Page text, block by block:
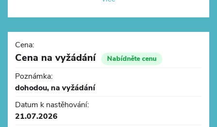
Lokalita
- areál se nachází v přímé blízkosti centra Ostravy
- autobusové zastávka přímo u areálu, vynikající
dostupnost pro zaměstnance
- skvělá občanská vybavenost v rámci areálu
- 3 km od centra Ostravy, Hyundai Nošovice 20 km,
letiště 20 km
Cena:
Cena na vyžádání Nabídněte cenu
Poznámka:
dohodou, na vyžádání
Datum k nastěhování:
21.07.2026